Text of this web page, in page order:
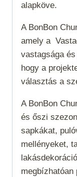
alapköve.
A BonBon
amely a
vastagsága
hogy a
választás a
A BonBon
és őszi
sapkákat,
mellényeket,
megbízhatóan